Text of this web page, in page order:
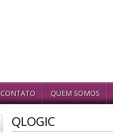
CONTATO QUEM SOMOS
QLOGIC